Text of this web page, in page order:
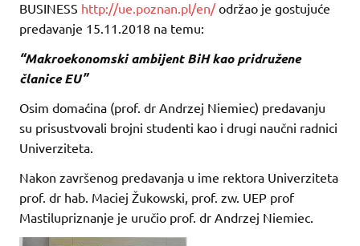
BUSINESS http://ue.poznan.pl/en/održao je gostujuće
predavanje 15.11.2018 na temu:
“Makroekonomski ambijent BiH kao pridružene
članice EU”
Osim domaćina (prof. dr Andrzej Niemiec) predavanju
su prisustvovali brojni studenti kao i drugi naučni radnici
Univerziteta.
Nakon završenog predavanja u ime rektora Univerziteta
prof. dr hab. Maciej Žukowski, prof. zw. UEP prof
Mastilupriznanje je uručio prof. dr Andrzej Niemiec.